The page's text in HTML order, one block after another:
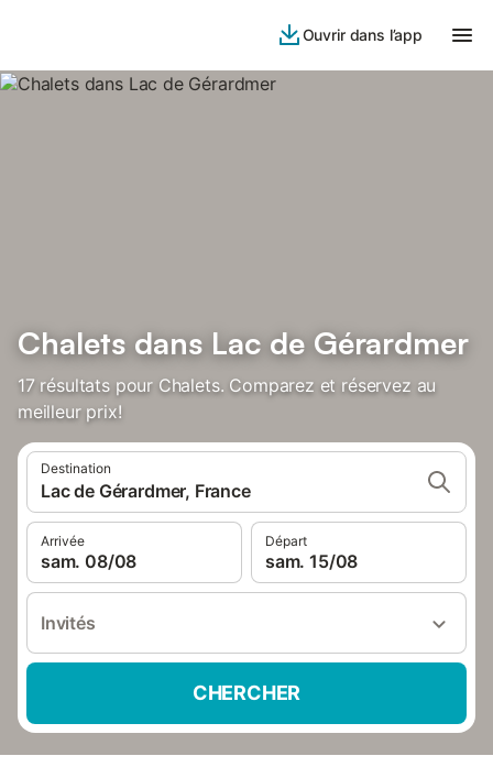
Ouvrir dans l’app
Chalets dans Lac de Gérardmer
17 résultats pour Chalets. Comparez et réservez au
meilleur prix!
Destination
Lac de Gérardmer, France
Arrivée
sam. 08/08
Départ
sam. 15/08
Invités
CHERCHER